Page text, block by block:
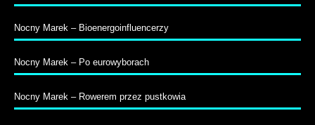
Nocny Marek – Bioenergoinfluencerzy
Nocny Marek – Po eurowyborach
Nocny Marek – Rowerem przez pustkowia